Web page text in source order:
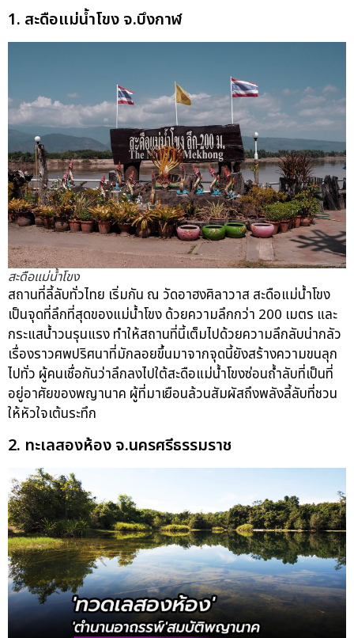
1. สะดือแม่น้ำโขง จ.บึงกาฬ
สะดือแม่น้ำโขง
สถานที่ลี้ลับทั่วไทย เริ่มกัน ณ วัดอาฮงศิลาวาส สะดือแม่น้ำโขง
เป็นจุดที่ลึกที่สุดของแม่น้ำโขง ด้วยความลึกกว่า 200 เมตร และ
กระแสน้ำวนรุนแรง ทำให้สถานที่นี้เต็มไปด้วยความลึกลับน่ากลัว
เรื่องราวศพปริศนาที่มักลอยขึ้นมาจากจุดนี้ยังสร้างความขนลุก
ไปทั่ว ผู้คนเชื่อกันว่าลึกลงไปใต้สะดือแม่น้ำโขงซ่อนถ้ำลับที่เป็นที่
อยู่อาศัยของพญานาค ผู้ที่มาเยือนล้วนสัมผัสถึงพลังลี้ลับที่ชวน
ให้หัวใจเต้นระทึก
2. ทะเลสองห้อง จ.นครศรีธรรมราช